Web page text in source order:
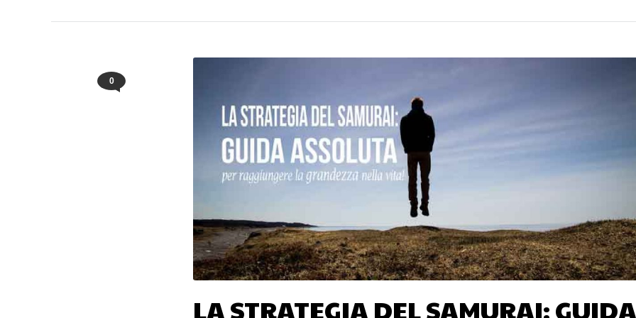
LA STRATEGIA DEL SAMURAI: GUIDA
0